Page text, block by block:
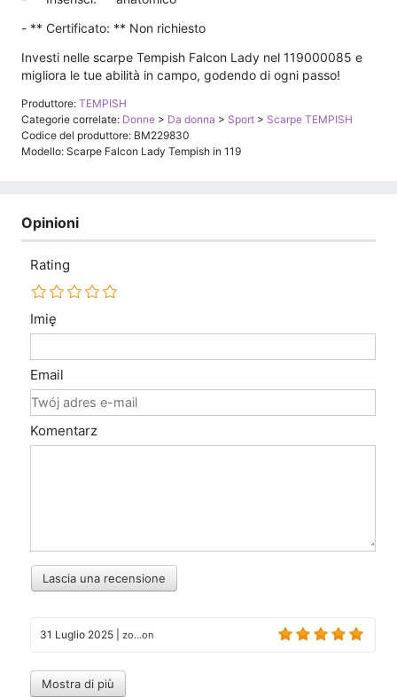
- ** Certificato: ** Non richiesto
Investi nelle scarpe Tempish Falcon Lady nel 119000085 e
migliora le tue abilità in campo, godendo di ogni passo!
Produttore: TEMPISH
Categorie correlate: Donne > Da donna > Sport > Scarpe TEMPISH
Codice del produttore: BM229830
Modello: Scarpe Falcon Lady Tempish in 119
Opinioni
Rating
Imię
Email
Komentarz
Lascia una recensione
31 Luglio 2025 zo...on
Mostra di più